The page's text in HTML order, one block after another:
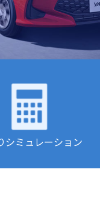
シミュレーション